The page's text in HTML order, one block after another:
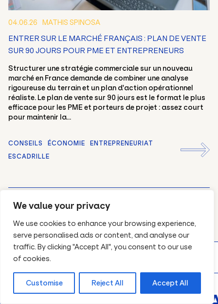
We value your privacy
We use cookies to enhance your browsing experience,
serve personalised ads or content, and analyse our
traffic. By clicking "Accept All", you consent to our use
of cookies.
Customise Reject All Accept All
04.06.26 MATHIS SPINOSA
ENTRER SUR LE MARCHÉ FRANÇAIS : PLAN DE VENTE
SUR 90 JOURS POUR PME ET ENTREPRENEURS
Structurer une stratégie commerciale sur un nouveau
marché en France demande de combiner une analyse
rigoureuse du terrain et un plan d'action opérationnel
réaliste. Le plan de vente sur 90 jours est le format le plus
efficace pour les PME et porteurs de projet : assez court
pour maintenir la...
CONSEILS ÉCONOMIE
ENTREPRENEURIAT
ESCADRILLE
DÉCOUVREZ TOUS NOS ARTICLES